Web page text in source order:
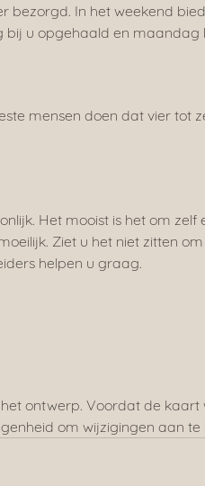
bezorgd. In het weekend
bij u opgehaald en maandag
mensen doen dat vier tot
Het mooist is het om zelf
Ziet u het niet zitten
helpen u graag.
ontwerp. Voordat de kaart
om wijzigingen aan te